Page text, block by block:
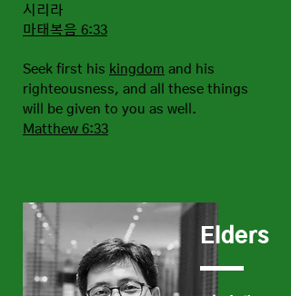
시리라
마태복음 6:33
Seek first his kingdom and his
righteousness, and all these things
will be given to you as well.
Matthew 6:33
Elders